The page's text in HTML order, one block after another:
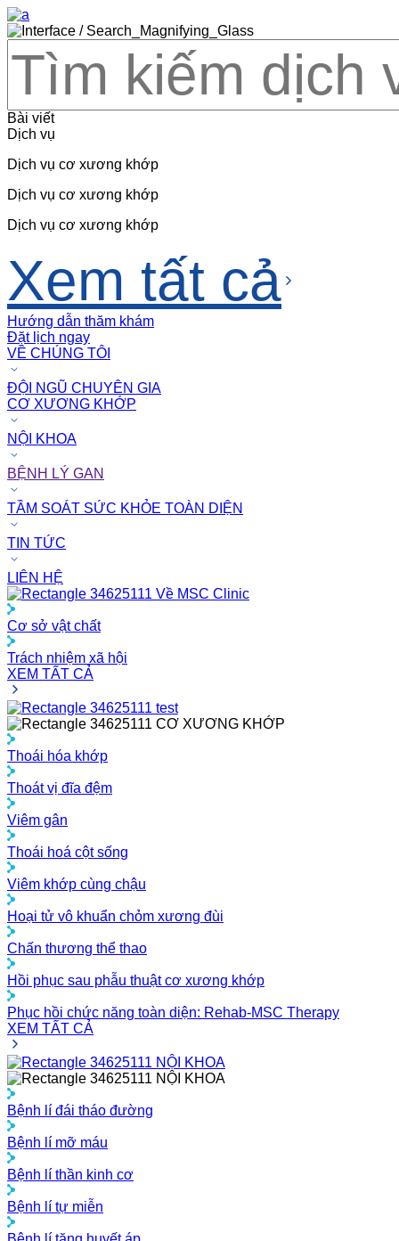
Bài viết
Dịch vụ
Dịch vụ cơ xương khớp
Dịch vụ cơ xương khớp
Dịch vụ cơ xương khớp
Xem tất cả
Hướng dẫn thăm khám
Đặt lịch ngay
VỀ CHÚNG TÔI
ĐỘI NGŨ CHUYÊN GIA
CƠ XƯƠNG KHỚP
NỘI KHOA
BỆNH LÝ GAN
TẦM SOÁT SỨC KHỎE TOÀN DIỆN
TIN TỨC
LIÊN HỆ
Về MSC Clinic
Cơ sở vật chất
Trách nhiệm xã hội
XEM TẤT CẢ
test
CƠ XƯƠNG KHỚP
Thoái hóa khớp
Thoát vị đĩa đệm
Viêm gân
Thoái hoá cột sống
Viêm khớp cùng chậu
Hoại tử vô khuẩn chỏm xương đùi
Chấn thương thể thao
Hồi phục sau phẫu thuật cơ xương khớp
Phục hồi chức năng toàn diện: Rehab-MSC Therapy
XEM TẤT CẢ
NỘI KHOA
NỘI KHOA
Bệnh lí đái tháo đường
Bệnh lí mỡ máu
Bệnh lí thần kinh cơ
Bệnh lí tự miễn